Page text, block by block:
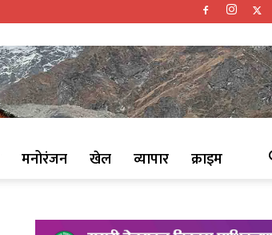
मनोरंजन खेल व्यापार क्राइम